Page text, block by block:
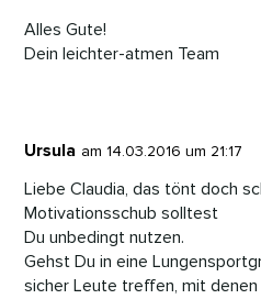
Alles Gute!
Dein leichter-atmen Team
Ursula am 14.03.2016 um 21:17
Liebe Claudia, das tönt doch
Motivationsschub solltest
Du unbedingt nutzen.
Gehst Du in eine
sicher Leute treffen, mit denen